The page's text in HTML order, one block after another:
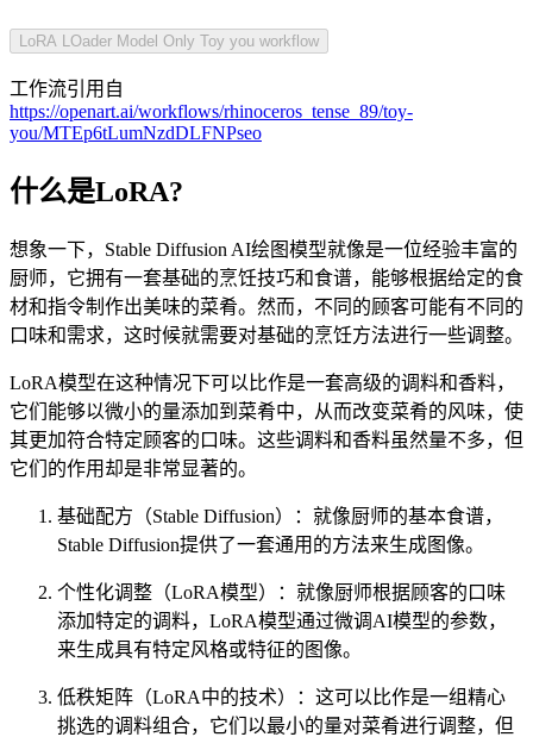
LoRA LOader Model Only Toy you workflow
工作流引用自
https://openart.ai/workflows/rhinoceros_tense_89/toy-
you/MTEp6tLumNzdDLFNPseo
什么是LoRA?
想象一下，Stable Diffusion AI绘图模型就像是一位经验丰富的
厨师，它拥有一套基础的烹饪技巧和食谱，能够根据给定的食
材和指令制作出美味的菜肴。然而，不同的顾客可能有不同的
口味和需求，这时候就需要对基础的烹饪方法进行一些调整。
LoRA模型在这种情况下可以比作是一套高级的调料和香料，
它们能够以微小的量添加到菜肴中，从而改变菜肴的风味，使
其更加符合特定顾客的口味。这些调料和香料虽然量不多，但
它们的作用却是非常显著的。
基础配方（Stable Diffusion）：就像厨师的基本食谱，
Stable Diffusion提供了一套通用的方法来生成图像。
个性化调整（LoRA模型）：就像厨师根据顾客的口味
添加特定的调料，LoRA模型通过微调AI模型的参数，
来生成具有特定风格或特征的图像。
低秩矩阵（LoRA中的技术）：这可以比作是一组精心
挑选的调料组合，它们以最小的量对菜肴进行调整，但